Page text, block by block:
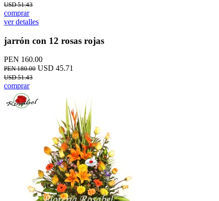
USD 51.43
comprar
ver detalles
jarrón con 12 rosas rojas
PEN 160.00
PEN 180.00 USD 45.71
USD 51.43
comprar